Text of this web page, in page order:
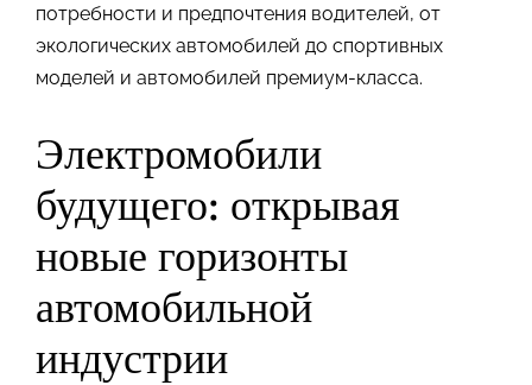
потребности и предпочтения водителей, от
экологических автомобилей до спортивных
моделей и автомобилей премиум-класса.
Электромобили
будущего: открывая
новые горизонты
автомобильной
индустрии